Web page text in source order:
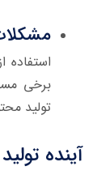
برخی
تولید
آینده